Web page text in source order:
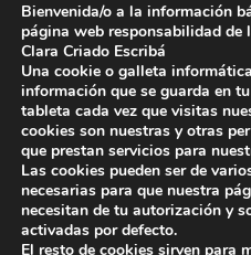
Servicios para
¡Letropía te ayuda con tu
Autopublicar un libro
Bienvenida/o a la información
página web responsabilidad de
Clara Criado Escribá
Una cookie o galleta
información que se guarda en
tableta cada vez que visitas
cookies son nuestras y otras
que prestan servicios para
Las cookies pueden ser de
necesarias para que nuestra
necesitan de tu autorización y
activadas por defecto.
El resto de cookies sirven para